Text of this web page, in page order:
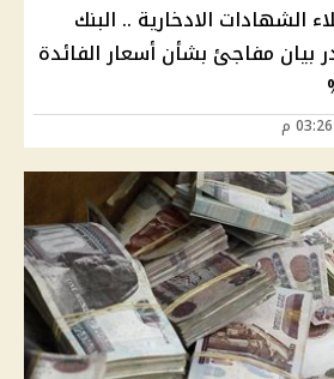
الشهادات الادخارية .. البنك
بيان مفاجئ بشأن أسعار الفائدة